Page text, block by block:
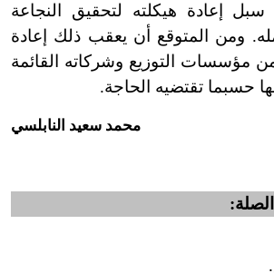
سبل إعادة هيكلته لتحقيق النجاعة
ومن المتوقع أن يعقب ذلك إعادة
مؤسسات التوزيع وشركاته القائمة
حسبما تقتضيه الحاجة.
محمد سعيد النابلسي